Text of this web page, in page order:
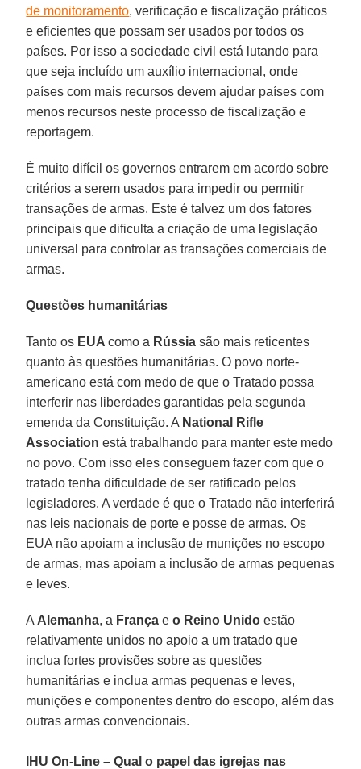
de monitoramento, verificação e fiscalização práticos
e eficientes que possam ser usados por todos os
países. Por isso a sociedade civil está lutando para
que seja incluído um auxílio internacional, onde
países com mais recursos devem ajudar países com
menos recursos neste processo de fiscalização e
reportagem.
É muito difícil os governos entrarem em acordo sobre
critérios a serem usados para impedir ou permitir
transações de armas. Este é talvez um dos fatores
principais que dificulta a criação de uma legislação
universal para controlar as transações comerciais de
armas.
Questões humanitárias
Tanto os EUAcomo a Rússiasão mais reticentes
quanto às questões humanitárias. O povo norte-
americano está com medo de que o Tratado possa
interferir nas liberdades garantidas pela segunda
emenda da Constituição. A National Rifle
Association está trabalhando para manter este medo
no povo. Com isso eles conseguem fazer com que o
tratado tenha dificuldade de ser ratificado pelos
legisladores. A verdade é que o Tratado não interferirá
nas leis nacionais de porte e posse de armas. Os
EUA não apoiam a inclusão de munições no escopo
de armas, mas apoiam a inclusão de armas pequenas
e leves.
A Alemanha, a Françaeo Reino Unidoestão
relativamente unidos no apoio a um tratado que
inclua fortes provisões sobre as questões
humanitárias e inclua armas pequenas e leves,
munições e componentes dentro do escopo, além das
outras armas convencionais.
IHU On-Line– Qual o papel das igrejas nas